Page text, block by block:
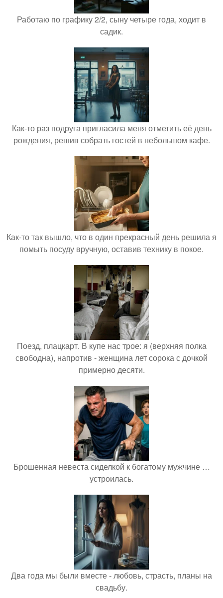
Работаю по графику 2/2, сыну четыре года, ходит в
садик.
Как-то раз подруга пригласила меня отметить её день
рождения, решив собрать гостей в небольшом кафе.
Как-то так вышло, что в один прекрасный день решила я
помыть посуду вручную, оставив технику в покое.
Поезд, плацкарт. В купе нас трое: я (верхняя полка
свободна), напротив - женщина лет сорока с дочкой
примерно десяти.
Брошенная невеста сиделкой к богатому мужчине …
устроилась.
Два года мы были вместе - любовь, страсть, планы на
свадьбу.